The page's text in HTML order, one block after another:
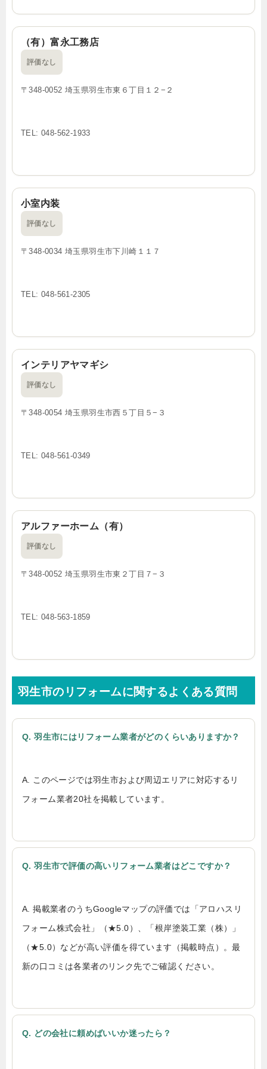
（有）富永工務店
評価なし
〒348-0052 埼玉県羽生市東６丁目１２−２
TEL: 048-562-1933
小室内装
評価なし
〒348-0034 埼玉県羽生市下川崎１１７
TEL: 048-561-2305
インテリアヤマギシ
評価なし
〒348-0054 埼玉県羽生市西５丁目５−３
TEL: 048-561-0349
アルファーホーム（有）
評価なし
〒348-0052 埼玉県羽生市東２丁目７−３
TEL: 048-563-1859
羽生市のリフォームに関するよくある質問
Q. 羽生市にはリフォーム業者がどのくらいありますか？
A. このページでは羽生市および周辺エリアに対応するリ
フォーム業者20社を掲載しています。
Q. 羽生市で評価の高いリフォーム業者はどこですか？
A. 掲載業者のうちGoogleマップの評価では「アロハスリ
フォーム株式会社」（★5.0）、「根岸塗装工業（株）」
（★5.0）などが高い評価を得ています（掲載時点）。最
新の口コミは各業者のリンク先でご確認ください。
Q. どの会社に頼めばいいか迷ったら？